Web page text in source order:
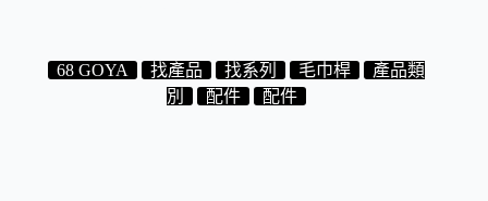
68 GOYA
找產品 找系列 毛巾桿
產品類
別
配件 配件